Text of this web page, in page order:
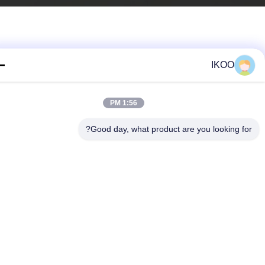
IKOO
1:56 PM
Good day, what product are you looking